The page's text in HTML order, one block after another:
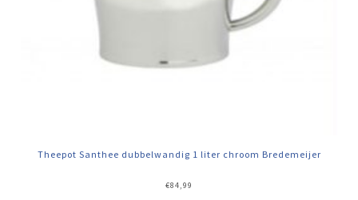
Theepot Santhee dubbelwandig 1 liter chroom Bredemeijer
€84,99